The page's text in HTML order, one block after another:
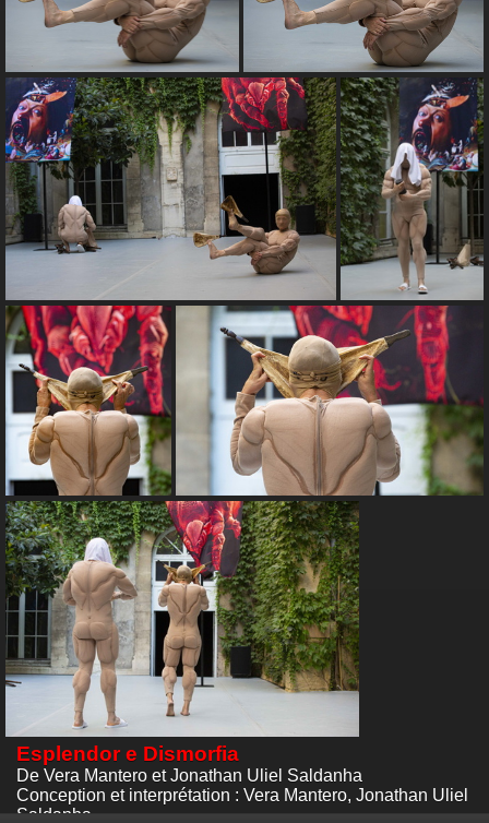
Esplendor e Dismorfia
De Vera Mantero et Jonathan Uliel Saldanha
Conception et interprétation : Vera Mantero, Jonathan Uliel
Saldanha